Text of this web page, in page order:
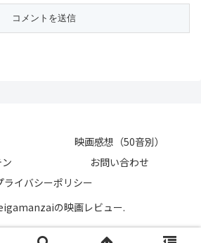
映画感想（50音別）
お問い合わせ
ライバシーポリシー
の映画レビュー.